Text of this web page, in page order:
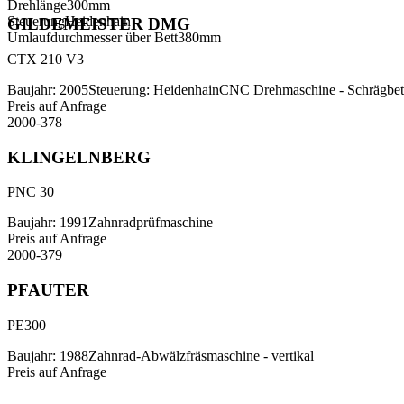
Drehlänge300mm
SteuerungHeidenhain
Umlaufdurchmesser über Bett380mm
GILDEMEISTER DMG
CTX 210 V3
Baujahr: 2005Steuerung: HeidenhainCNC Drehmaschine -
Preis auf Anfrage
2000-378
KLINGELNBERG
PNC 30
Baujahr: 1991 Zahnradprüfmaschine
Preis auf Anfrage
2000-379
PFAUTER
PE300
Baujahr: 1988Zahnrad-Abwälzfräsmaschine - vertikal
Preis auf Anfrage